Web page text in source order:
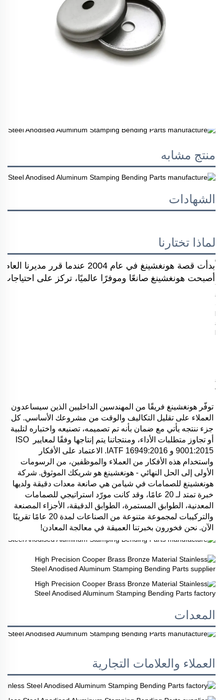
منتج مشابه
الشهادات
لماذا تختارنا
بدأت قصة هونغشينغ في عام
أصبحت هونغشينغ صانعًا وموفرًا عالميًا، تركز على احتياجات
أو تجاوز متطلبات الأداء، ومنتجاتنا يتم إنتاجها وفقًا لمعايير ISO
الآن. نحن فخورون بخبرتنا العميقة في معالجة المعادن!
المعدات
العملاء والعلامات التجارية